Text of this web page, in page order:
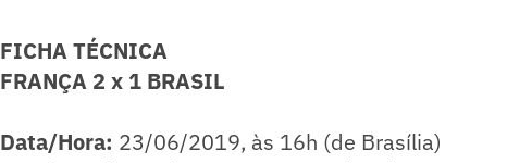
FICHA TÉCNICA
FRANÇA 2 x 1 BRASIL
Data/Hora: 23/06/2019, às 16h (de Brasília)